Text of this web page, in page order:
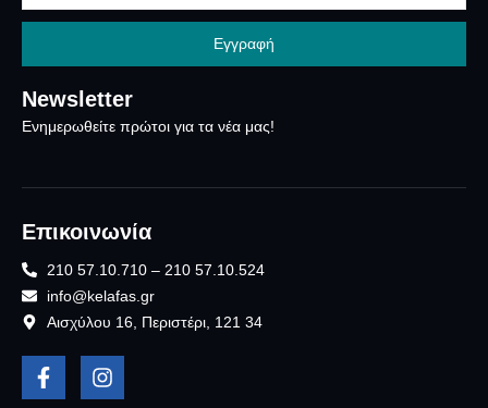
Newsletter
Ενημερωθείτε πρώτοι για τα νέα μας!
Εγγραφή
Επικοινωνία
210 57.10.710 – 210 57.10.524
info@kelafas.gr
Αισχύλου 16, Περιστέρι, 121 34